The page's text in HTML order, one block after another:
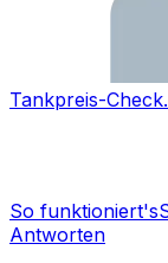
Tankpreis-
So funktioniert's
Antworten